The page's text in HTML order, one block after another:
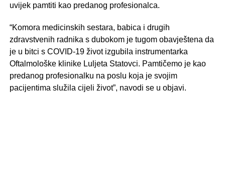
uvijek pamtiti kao predanog profesionalca.
“Komora medicinskih sestara, babica i drugih
zdravstvenih radnika s dubokom je tugom obavještena da
je u bitci s COVID-19 život izgubila instrumentarka
Oftalmološke klinike Luljeta Statovci. Pamtičemo je kao
predanog profesionalku na poslu koja je svojim
pacijentima služila cijeli život”, navodi se u objavi.